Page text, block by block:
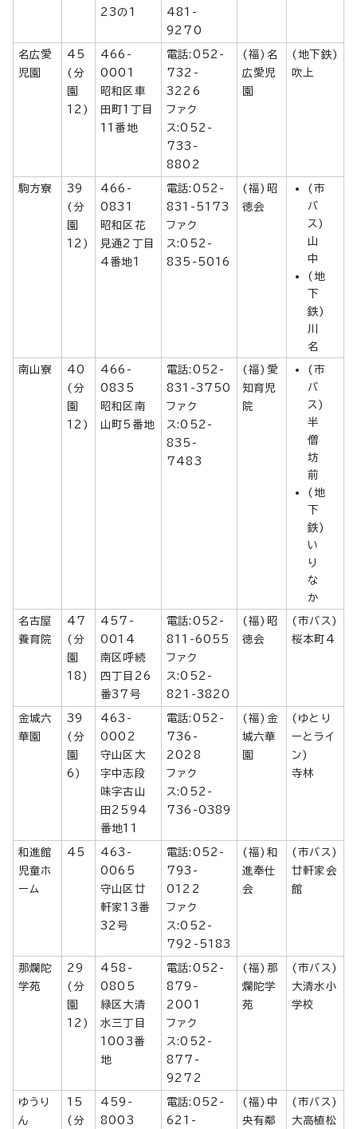
23の1
481-
9270
名広愛
児園
45
(分
園
12)
466-
0001
昭和区車
田町1丁目
11番地
電話:052-
732-
3226
ファク
ス:052-
733-
8802
(福)名
広愛児
園
(地下鉄)
吹上
駒方寮
39
(分
園
12)
466-
0831
昭和区花
見通2丁目
4番地1
電話:052-
831-5173
ファク
ス:052-
835-5016
(福)昭
徳会
(市
バ
ス)
山
中
(地
下
鉄)
川
名
南山寮
40
(分
園
12)
466-
0835
昭和区南
山町5番地
電話:052-
831-3750
ファク
ス:052-
835-
7483
(福)愛
知育児
院
(市
バ
ス)
半
僧
坊
前
(地
下
鉄)
い
り
な
か
名古屋
養育院
47
(分
園
18)
457-
0014
南区呼続
四丁目26
番37号
電話:052-
811-6055
ファク
ス:052-
821-3820
(福)昭
徳会
(市バス)
桜本町4
金城六
華園
39
(分
園
6)
463-
0002
守山区大
字中志段
味字古山
田2594
番地11
電話:052-
736-
2028
ファク
ス:052-
736-0389
(福)金
城六華
園
(ゆとり
ーとライ
ン)
寺林
和進館
児童ホ
ーム
45
463-
0065
守山区廿
軒家13番
32号
電話:052-
793-
0122
ファク
ス:052-
792-5183
(福)和
進奉仕
会
(市バス)
廿軒家会
館
那爛陀
学苑
29
(分
園
12)
458-
0805
緑区大清
水三丁目
1003番
地
電話:052-
879-
2001
ファク
ス:052-
877-
9272
(福)那
爛陀学
苑
(市バス)
大清水小
学校
ゆうり
ん
15
(分
459-
8003
電話:052-
621-
(福)中
央有鄰
(市バス)
大高植松